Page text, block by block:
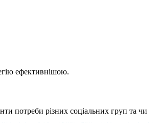
ефективнішою.
потреби різних соціальних груп та чи